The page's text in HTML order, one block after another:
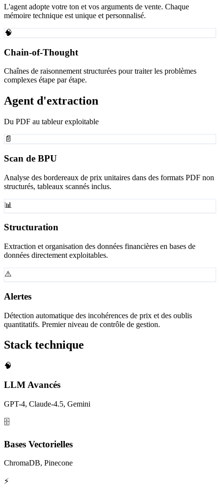
L'agent adopte votre ton et vos arguments de vente. Chaque
mémoire technique est unique et personnalisé.
🧠
Chain-of-Thought
Chaînes de raisonnement structurées pour traiter les problèmes
complexes étape par étape.
Agent d'extraction
Du PDF au tableur exploitable
📄
Scan de BPU
Analyse des bordereaux de prix unitaires dans des formats PDF non
structurés, tableaux scannés inclus.
📊
Structuration
Extraction et organisation des données financières en bases de
données directement exploitables.
⚠️
Alertes
Détection automatique des incohérences de prix et des oublis
quantitatifs. Premier niveau de contrôle de gestion.
Stack technique
🧠
LLM Avancés
GPT-4, Claude-4.5, Gemini
🗄️
Bases Vectorielles
ChromaDB, Pinecone
⚡